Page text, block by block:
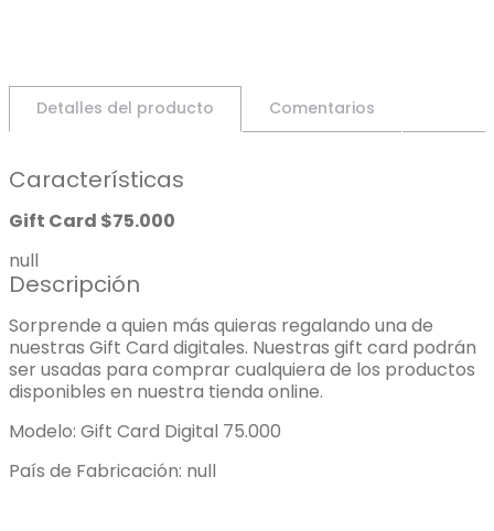
Detalles del producto Comentarios
Características
Gift Card $75.000
null
Descripción
Sorprende a quien más quieras regalando una de
nuestras Gift Card digitales. Nuestras gift card podrán
ser usadas para comprar cualquiera de los productos
disponibles en nuestra tienda online.
Modelo: Gift Card Digital 75.000
País de Fabricación: null